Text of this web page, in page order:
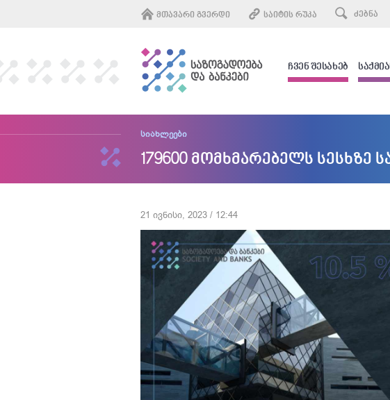
ᲛᲗᲐᲕᲐᲠᲘ ᲒᲕᲔᲠᲓᲘ ᲡᲐᲘᲢᲘᲡ ᲠᲣᲙᲐ
ᲩᲕᲔᲜ ᲨᲔᲡᲐᲮᲔᲑ
სიახლეები
179600 მომხმარებელს სესხზე
21 ივნისი, 2023 / 12:44